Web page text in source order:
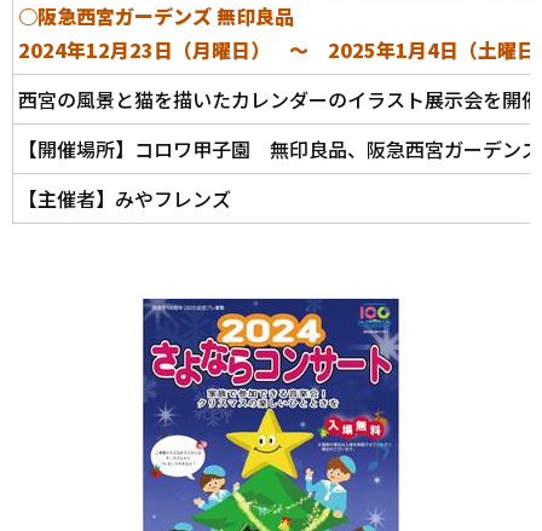
○阪急西宮ガーデンズ 無印良品
2024年12月23日（月曜日） ～ 2025年1月4日（土曜日
西宮の風景と猫を描いたカレンダーのイラスト展示会を開催
【開催場所】コロワ甲子園 無印良品、阪急西宮ガーデン
【主催者】みやフレンズ